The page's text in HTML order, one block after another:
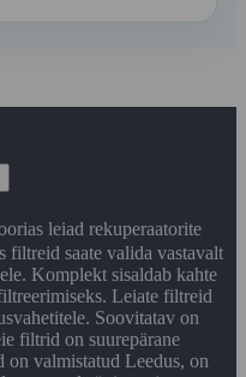
leiad rekuperaatorite
filtreid saate valida vastavalt
Komplekt sisaldab kahte
Leiate filtreid
Soovitatav on
filtrid on suurepärane
on valmistatud Leedus, on